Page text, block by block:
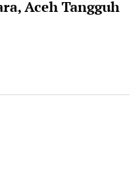
Aceh Tangguh